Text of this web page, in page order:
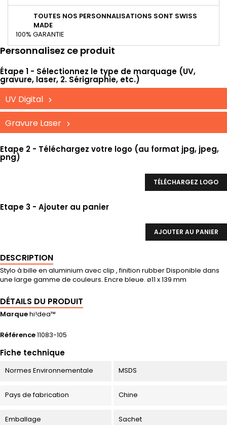
TOUTES NOS PERSONNALISATIONS SONT SWISS
MADE
100% GARANTIE
Personnalisez ce produit
Étape 1 - Sélectionnez le type de marquage (UV,
gravure, laser, 2. Sérigraphie, etc.)
UV Digital
Gravure Laser
Etape 2 - Téléchargez votre logo (au format jpg, jpeg,
png)
TÉLÉCHARGEZ LOGO
Etape 3 - Ajouter au panier
AJOUTER AU PANIER
DESCRIPTION
Stylo à bille en aluminium avec clip , finition rubber Disponible dans
une large gamme de couleurs. Encre bleue. ø11 x 139 mm
DÉTAILS DU PRODUIT
Marquehi!dea™
Référence11083-105
Fiche technique
Normes Environnementale MSDS
Pays de fabrication Chine
Emballage Sachet